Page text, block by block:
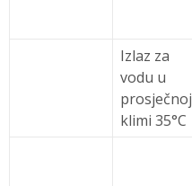
Izlaz za
vodu u
prosječnoj
klimi 35°C